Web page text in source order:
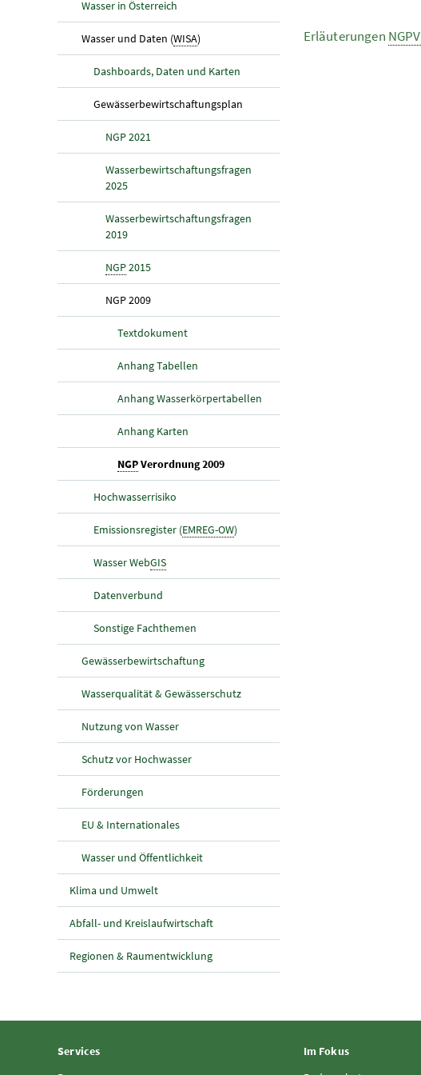
Wasser in Österreich
Wasser und Daten (WISA)(aktuelle Seite)
Dashboards, Daten und Karten
Gewässerbewirtschaftungsplan(aktuelle Seite)
NGP 2021
Wasserbewirtschaftungsfragen
2025
Wasserbewirtschaftungsfragen
2019
NGP2015
NGP 2009(aktuelle Seite)
Textdokument
Anhang Tabellen
Anhang Wasserkörpertabellen
Anhang Karten
NGPVerordnung 2009(aktuelle Seite)
Hochwasserrisiko
Emissionsregister (EMREG-OW)
Wasser WebGIS
Datenverbund
Sonstige Fachthemen
Gewässerbewirtschaftung
Wasserqualität & Gewässerschutz
Nutzung von Wasser
Schutz vor Hochwasser
Förderungen
EU & Internationales
Wasser und Öffentlichkeit
Klima und Umwelt
Abfall- und Kreislaufwirtschaft
Regionen & Raumentwicklung
Erläuterungen NGPV
Services
Im Fokus